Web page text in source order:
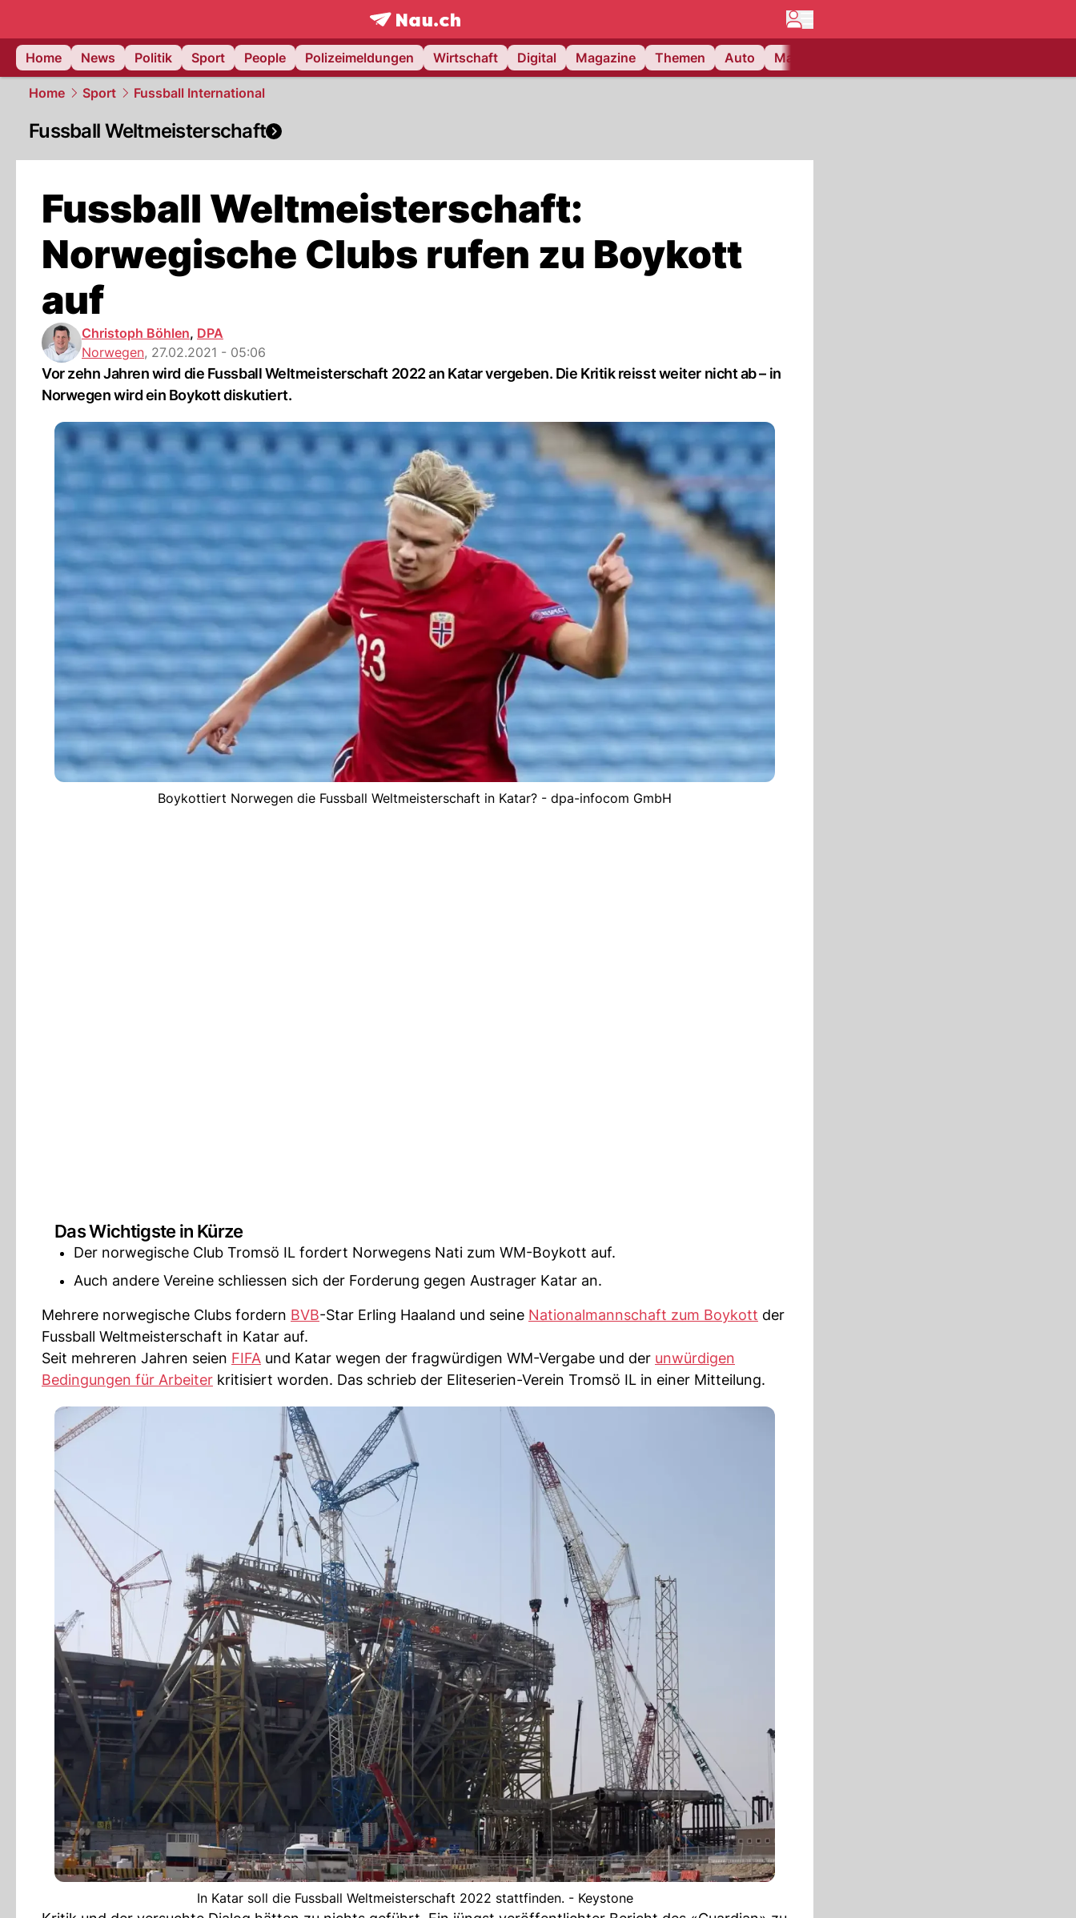
frontpage.NAU.ch
Home
News Politik Sport People Polizeimeldungen Wirtschaft Digital Magazine Themen Auto Matchcenter
Home Sport Fussball International
Fussball Weltmeisterschaft
Fussball Weltmeisterschaft:
Norwegische Clubs rufen zu Boykott
auf
Christoph Böhlen, DPA
Norwegen, 27.02.2021 - 05:06
Vor zehn Jahren wird die Fussball Weltmeisterschaft 2022 an Katar vergeben. Die Kritik reisst weiter nicht ab – in
Norwegen wird ein Boykott diskutiert.
Boykottiert Norwegen die Fussball Weltmeisterschaft in Katar? - dpa-infocom GmbH
Das Wichtigste in Kürze
Der norwegische Club Tromsö IL fordert Norwegens Nati zum WM-Boykott auf.
Auch andere Vereine schliessen sich der Forderung gegen Austrager Katar an.
Mehrere norwegische Clubs fordern BVB-Star Erling Haaland und seine Nationalmannschaft zum Boykott der
Fussball Weltmeisterschaft in Katar auf.
Seit mehreren Jahren seien FIFA und Katar wegen der fragwürdigen WM-Vergabe und der unwürdigen
Bedingungen für Arbeiter kritisiert worden. Das schrieb der Eliteserien-Verein Tromsö IL in einer Mitteilung.
In Katar soll die Fussball Weltmeisterschaft 2022 stattfinden. - Keystone